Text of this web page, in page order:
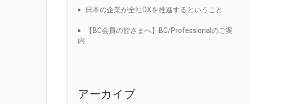
日本の企業が全社DXを推進するということ
【BC会員の皆さまへ】BC/Professionalのご案
内
アーカイブ